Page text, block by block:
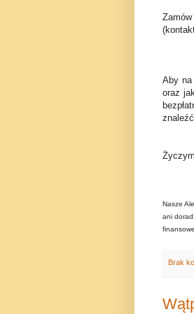
Aby
oraz
Nasze
ani
Brak